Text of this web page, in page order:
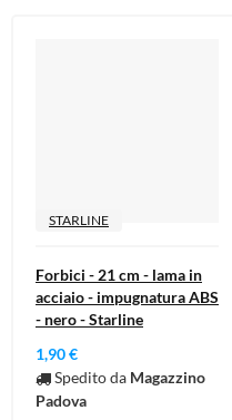
STARLINE
Forbici - 21 cm - lama in
acciaio - impugnatura ABS
- nero - Starline
1,90 €
Spedito da Magazzino
Padova